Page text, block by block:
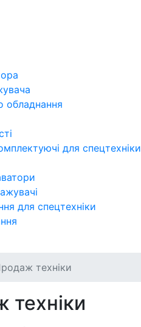
обладнання
для спецтехніки
для спецтехніки
технiки
технiки